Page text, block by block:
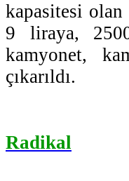
kapasitesi
9 liraya,
kamyonet,
çıkarıldı.
Radikal